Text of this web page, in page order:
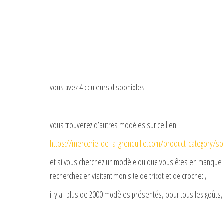
vous avez 4 couleurs disponibles
vous trouverez d’autres modèles sur ce lien
https://mercerie-de-la-grenouille.com/product-category/
et si vous cherchez un modèle ou que vous êtes en
recherchez en visitant mon site de tricot et de crochet ,
il y a plus de 2000 modèles présentés, pour tous les